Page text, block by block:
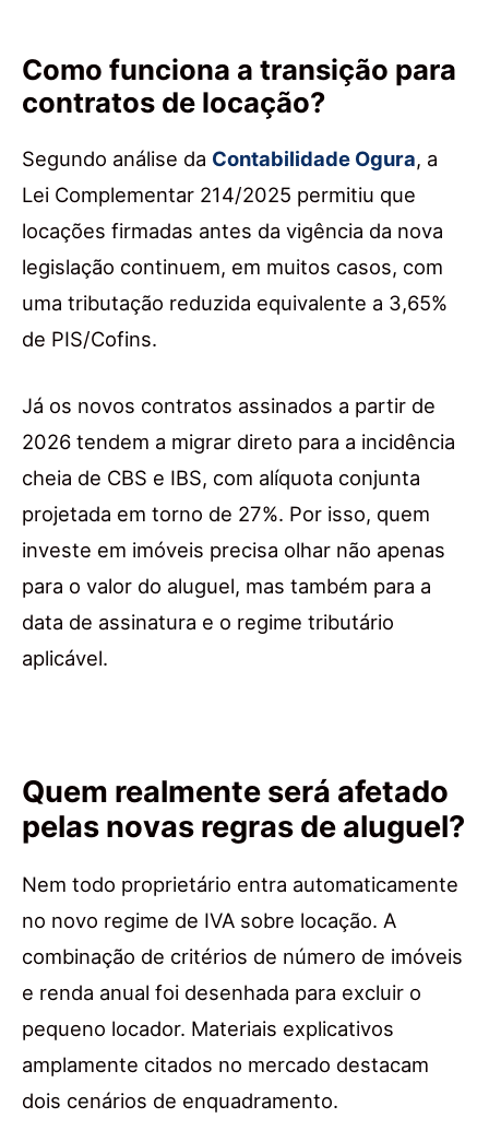
Como funciona a transição para
contratos de locação?
Segundo análise da Contabilidade Ogura, a
Lei Complementar 214/2025 permitiu que
locações firmadas antes da vigência da nova
legislação continuem, em muitos casos, com
uma tributação reduzida equivalente a 3,65%
de PIS/Cofins.
Já os novos contratos assinados a partir de
2026 tendem a migrar direto para a incidência
cheia de CBS e IBS, com alíquota conjunta
projetada em torno de 27%. Por isso, quem
investe em imóveis precisa olhar não apenas
para o valor do aluguel, mas também para a
data de assinatura e o regime tributário
aplicável.
Quem realmente será afetado
pelas novas regras de aluguel?
Nem todo proprietário entra automaticamente
no novo regime de IVA sobre locação. A
combinação de critérios de número de imóveis
e renda anual foi desenhada para excluir o
pequeno locador. Materiais explicativos
amplamente citados no mercado destacam
dois cenários de enquadramento.